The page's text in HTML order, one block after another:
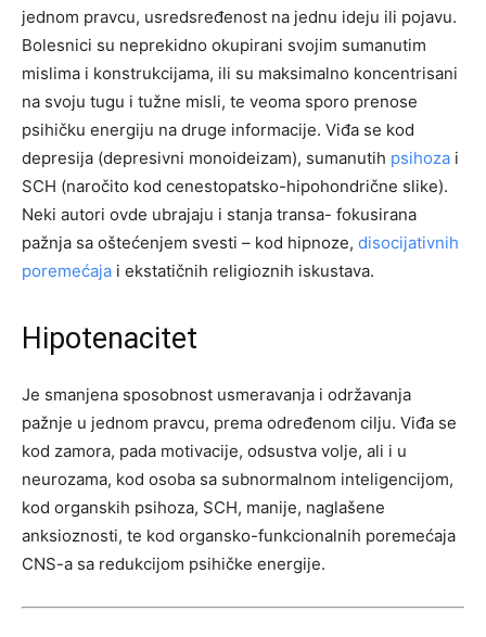
jednom pravcu, usredsređenost na jednu ideju ili pojavu.
Bolesnici su neprekidno okupirani svojim sumanutim
mislima i konstrukcijama, ili su maksimalno koncentrisani
na svoju tugu i tužne misli, te veoma sporo prenose
psihičku energiju na druge informacije. Viđa se kod
depresija (depresivni monoideizam), sumanutih psihoza i
SCH (naročito kod cenestopatsko-hipohondrične slike).
Neki autori ovde ubrajaju i stanja transa- fokusirana
pažnja sa oštećenjem svesti – kod hipnoze, disocijativnih
poremećaja i ekstatičnih religioznih iskustava.
Hipotenacitet
Je smanjena sposobnost usmeravanja i održavanja
pažnje u jednom pravcu, prema određenom cilju. Viđa se
kod zamora, pada motivacije, odsustva volje, ali i u
neurozama, kod osoba sa subnormalnom inteligencijom,
kod organskih psihoza, SCH, manije, naglašene
anksioznosti, te kod organsko-funkcionalnih poremećaja
CNS-a sa redukcijom psihičke energije.